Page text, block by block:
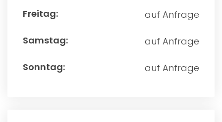
auf Anfrage
auf Anfrage
auf Anfrage